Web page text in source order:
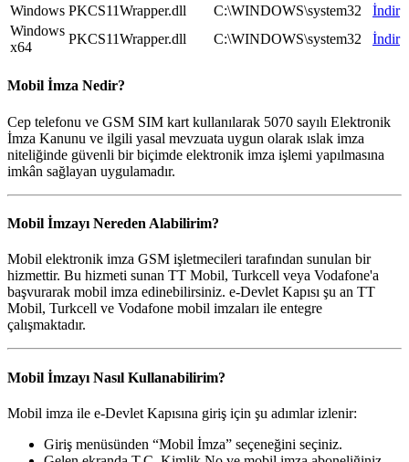
Windows PKCS11Wrapper.dll C:\WINDOWS\system32
İndir
Windows
x64
PKCS11Wrapper.dll C:\WINDOWS\system32 İndir
Mobil İmza Nedir?
Cep telefonu ve GSM SIM kart kullanılarak 5070 sayılı Elektronik
İmza Kanunu ve ilgili yasal mevzuata uygun olarak ıslak imza
niteliğinde güvenli bir biçimde elektronik imza işlemi yapılmasına
imkân sağlayan uygulamadır.
Mobil İmzayı Nereden Alabilirim?
Mobil elektronik imza GSM işletmecileri tarafından sunulan bir
hizmettir. Bu hizmeti sunan TT Mobil, Turkcell veya Vodafone'a
başvurarak mobil imza edinebilirsiniz. e-Devlet Kapısı şu an TT
Mobil, Turkcell ve Vodafone mobil imzaları ile entegre
çalışmaktadır.
Mobil İmzayı Nasıl Kullanabilirim?
Mobil imza ile e-Devlet Kapısına giriş için şu adımlar izlenir:
Giriş menüsünden “Mobil İmza” seçeneğini seçiniz.